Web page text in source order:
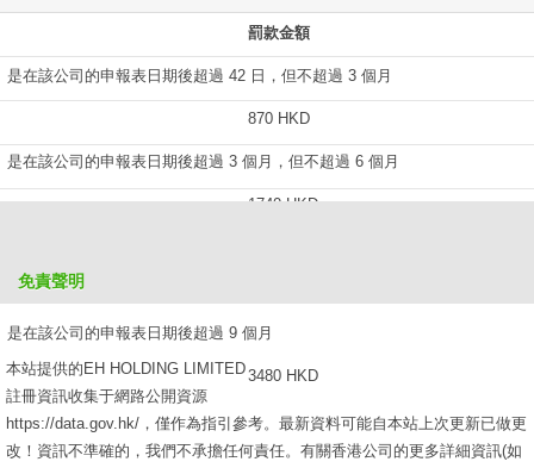
罰款金額
是在該公司的申報表日期後超過 42 日，但不超過 3 個月
870 HKD
是在該公司的申報表日期後超過 3 個月，但不超過 6 個月
1740 HKD
是在該公司的申報表日期後超過 9 個月
3480 HKD
免責聲明
本站提供的EH HOLDING LIMITED
註冊資訊收集于網路公開資源
https://data.gov.hk/，僅作為指引參考。最新資料可能自本站上次更新已做更
改！資訊不準確的，我們不承擔任何責任。有關香港公司的更多詳細資訊(如